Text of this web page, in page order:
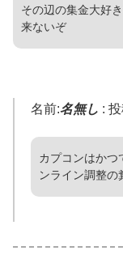
その辺の集金大好
来ないぞ
名前:名無し :
カプコンはかつ
ンライン調整の